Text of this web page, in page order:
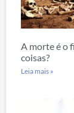
A morte é o
coisas?
Leia mais »